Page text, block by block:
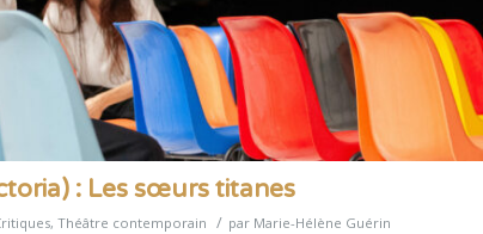
: Les sœurs titanes
, Théâtre contemporain / par Marie-Hélène Guérin